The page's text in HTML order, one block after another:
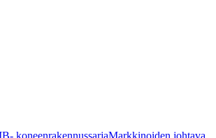
koneenrakennussarjaMarkkinoiden johtava